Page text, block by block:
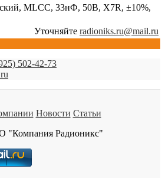
MLCC, 33нФ, 50В, X7R, ±10%,
Уточняйте radioniks.ru@mail.ru
502-42-73
Новости Статьи
"Компания Радионикс"